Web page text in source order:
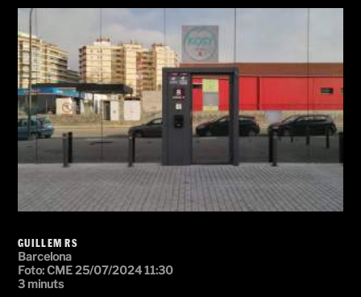
GUILLEM RS
Barcelona
Foto:CME25/07/2024 11:30
3 minuts